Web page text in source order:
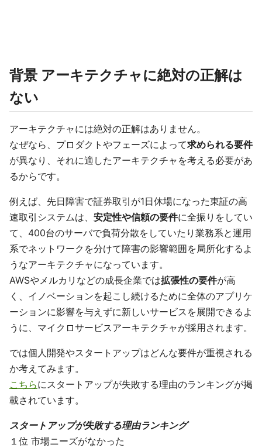
背景 アーキテクチャに絶対の正解は
ない
アーキテクチャには絶対の正解はありません。
なぜなら、プロダクトやフェーズによって求められる要件
が異なり、それに適したアーキテクチャを考える必要があ
るからです。
例えば、先日障害で証券取引が1日休場になった東証の高
速取引システムは、 安定性や信頼の要件に全振りをしてい
て、400台のサーバで負荷分散をしていたり業務系と運用
系でネットワークを分けて障害の影響範囲を局所化するよ
うなアーキテクチャになっています。
AWSやメルカリなどの成長企業では拡張性の要件が高
く、イノベーションを起こし続けるために全体のアプリケ
ーションに影響を与えずに新しいサービスを展開できるよ
うに、マイクロサービスアーキテクチャが採用されます。
では個人開発やスタートアップはどんな要件が重視される
か考えてみます。
こちらにスタートアップが失敗する理由のランキングが掲
載されています。
スタートアップが失敗する理由ランキング
１位 市場ニーズがなかった